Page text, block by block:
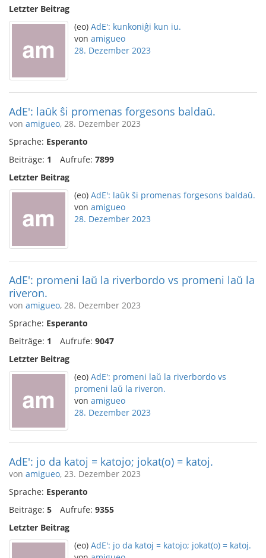
Letzter Beitrag
(eo) AdE': kunkoniĝi kun iu.
von amigueo
28. Dezember 2023
AdE': laŭk ŝi promenas forgesons baldaŭ.
von amigueo, 28. Dezember 2023
Sprache: Esperanto
Beiträge: 1 Aufrufe: 7899
Letzter Beitrag
(eo) AdE': laŭk ŝi promenas forgesons baldaŭ.
von amigueo
28. Dezember 2023
AdE': promeni laŭ la riverbordo vs promeni laŭ la
riveron.
von amigueo, 28. Dezember 2023
Sprache: Esperanto
Beiträge: 1 Aufrufe: 9047
Letzter Beitrag
(eo) AdE': promeni laŭ la riverbordo vs
promeni laŭ la riveron.
von amigueo
28. Dezember 2023
AdE': jo da katoj = katojo; jokat(o) = katoj.
von amigueo, 23. Dezember 2023
Sprache: Esperanto
Beiträge: 5 Aufrufe: 9355
Letzter Beitrag
(eo) AdE': jo da katoj = katojo; jokat(o) = katoj.